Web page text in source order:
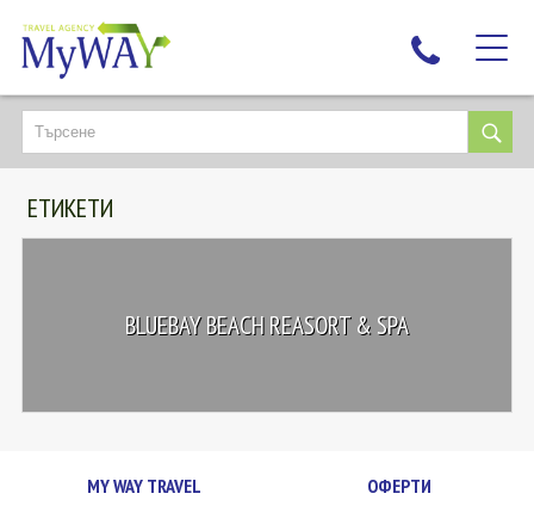
НАЙ-ТЪРСЕНИ
ДЕСТИНАЦИИ
ЕКЗОТИЧНИ ПОЧИВКИ
ЛЮБОПИТНО
КОНТАКТИ
ЕТИКЕТИ
BLUEBAY BEACH REASORT & SPA
MY WAY TRAVEL ОФЕРТИ